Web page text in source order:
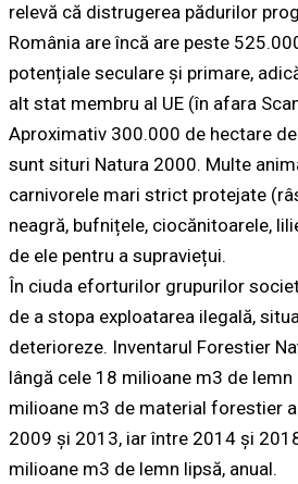
relevă că distrugerea pădurilor
România are încă are peste
potențiale seculare și primare,
alt stat membru al UE (în afara
Aproximativ 300.000 de hectare
sunt situri Natura 2000. Multe
carnivorele mari strict protejate
neagră, bufnițele, ciocănitoarele,
de ele pentru a supraviețui.
În ciuda eforturilor grupurilor
de a stopa exploatarea ilegală,
deterioreze. Inventarul Forestier
lângă cele 18 milioane m3 de
milioane m3 de material forestier
2009 și 2013, iar între 2014 și
milioane m3 de lemn lipsă, anual.